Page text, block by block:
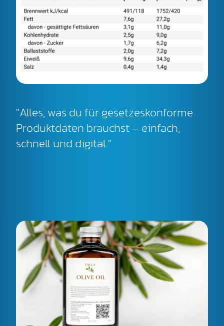
"Alles, was du für gesetzeskonforme
Produktdaten brauchst – einfach,
schnell und digital."